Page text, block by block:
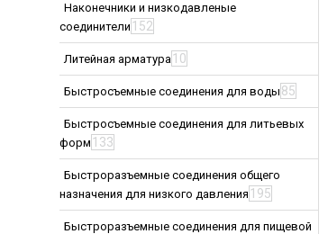
Наконечники и низкодавленые
соединители 152
Литейная арматура 10
Быстросъемные соединения для воды 85
Быстросъемные соединения для литьевых
форм 133
Быстроразъемные соединения общего
назначения для низкого давления 195
Быстроразъемные соединения для пищевой